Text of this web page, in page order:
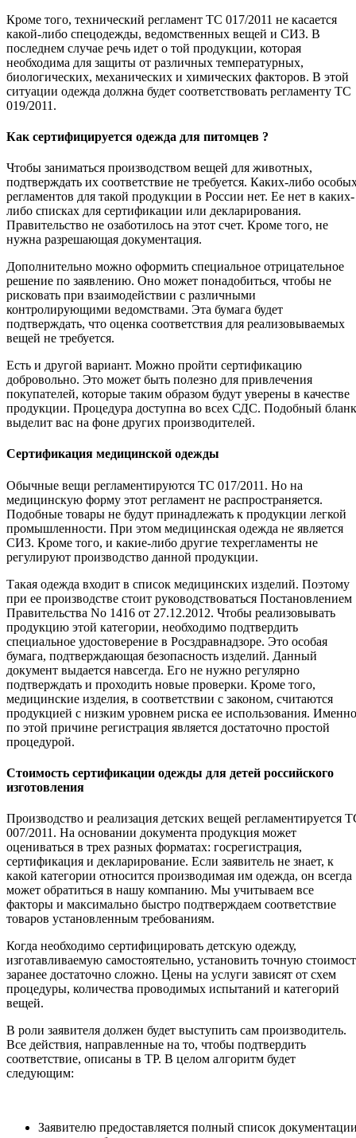
Кроме того, технический регламент ТС 017/2011 не касается
какой-либо спецодежды, ведомственных вещей и СИЗ. В
последнем случае речь идет о той продукции, которая
необходима для защиты от различных температурных,
биологических, механических и химических факторов. В этой
ситуации одежда должна будет соответствовать регламенту ТС
019/2011.
Как сертифицируется одежда для питомцев ?
Чтобы заниматься производством вещей для животных,
подтверждать их соответствие не требуется. Каких-либо
регламентов для такой продукции в России нет. Ее нет в каких-
либо списках для сертификации или декларирования.
Правительство не озаботилось на этот счет. Кроме того, не
нужна разрешающая документация.
Дополнительно можно оформить специальное отрицательное
решение по заявлению. Оно может понадобиться, чтобы не
рисковать при взаимодействии с различными
контролирующими ведомствами. Эта бумага будет
подтверждать, что оценка соответствия для реализовываемых
вещей не требуется.
Есть и другой вариант. Можно пройти сертификацию
добровольно. Это может быть полезно для привлечения
покупателей, которые таким образом будут уверены в качестве
продукции. Процедура доступна во всех СДС. Подобный бланк
выделит вас на фоне других производителей.
Сертификация медицинской одежды
Обычные вещи регламентируются ТС 017/2011. Но на
медицинскую форму этот регламент не распространяется.
Подобные товары не будут принадлежать к продукции легкой
промышленности. При этом медицинская одежда не является
СИЗ. Кроме того, и какие-либо другие техрегламенты не
регулируют производство данной продукции.
Такая одежда входит в список медицинских изделий. Поэтому
при ее производстве стоит руководствоваться Постановлением
Правительства No 1416 от 27.12.2012. Чтобы реализовывать
продукцию этой категории, необходимо подтвердить
специальное удостоверение в Росздравнадзоре. Это особая
бумага, подтверждающая безопасность изделий. Данный
документ выдается навсегда. Его не нужно регулярно
подтверждать и проходить новые проверки. Кроме того,
медицинские изделия, в соответствии с законом, считаются
продукцией с низким уровнем риска ее использования. Именно
по этой причине регистрация является достаточно простой
процедурой.
Стоимость сертификации одежды для детей российского
изготовления
Производство и реализация детских вещей регламентируется
007/2011. На основании документа продукция может
оцениваться в трех разных форматах: госрегистрация,
сертификация и декларирование. Если заявитель не знает, к
какой категории относится производимая им одежда, он всегда
может обратиться в нашу компанию. Мы учитываем все
факторы и максимально быстро подтверждаем соответствие
товаров установленным требованиям.
Когда необходимо сертифицировать детскую одежду,
изготавливаемую самостоятельно, установить точную
заранее достаточно сложно. Цены на услуги зависят от схем
процедуры, количества проводимых испытаний и категорий
вещей.
В роли заявителя должен будет выступить сам производитель.
Все действия, направленные на то, чтобы подтвердить
соответствие, описаны в ТР. В целом алгоритм будет
следующим:
Заявителю предоставляется полный список